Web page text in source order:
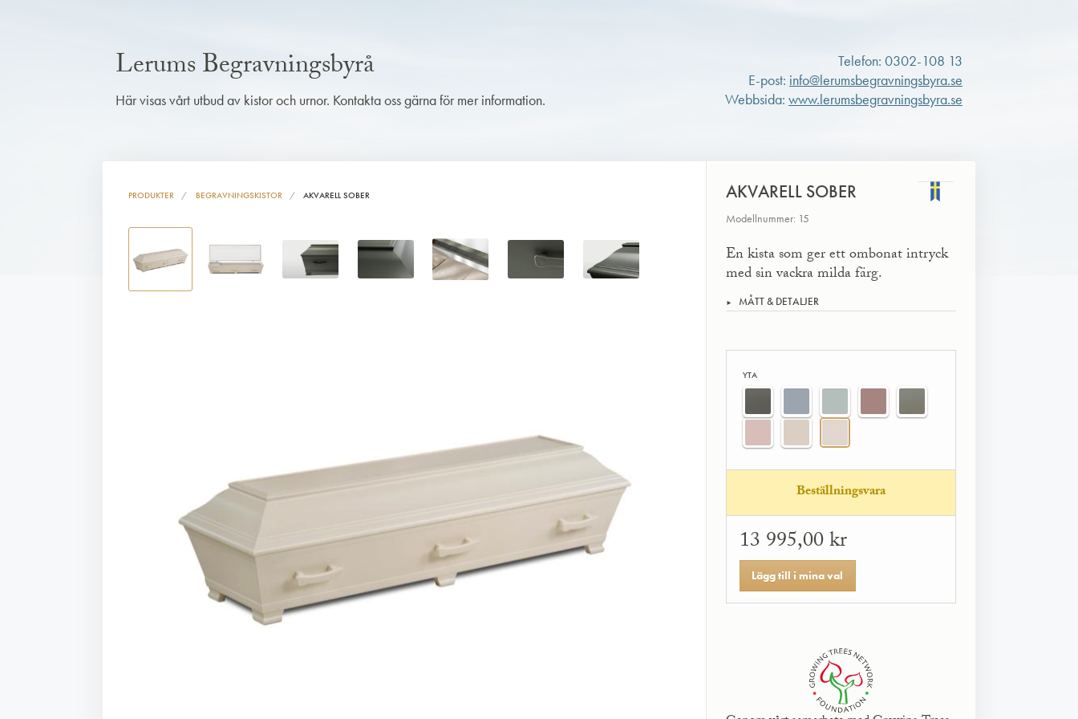
Lerums Begravningsbyrå
Här visas vårt utbud av kistor och urnor. Kontakta oss gärna för mer information.
Telefon: 0302-108 13
E-post: info@lerumsbegravningsbyra.se
Webbsida: www.lerumsbegravningsbyra.se
PRODUKTER BEGRAVNINGSKISTOR AKVARELL SOBER AKVARELL SOBER
Modellnummer: 15
En kista som ger ett ombonat intryck
med sin vackra milda färg.
MÅTT & DETALJER
YTA
Beställningsvara
13 995,00 kr
Lägg till i mina val